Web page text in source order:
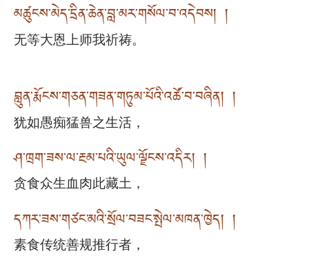
མཚུངས་མེད་དྲིན་ཆེན་བླ་མར་གསོལ་བ་འདེབས། །
无等大恩上师我祈祷。
བླུན་རྨོངས་གཅན་གཟན་གཏུམ་པོའི་འཚོ་བ་བཞིན། །
犹如愚痴猛兽之生活，
ཤ་ཁྲག་ཟས་ལ་རྔམ་པའི་ཡུལ་ལྗོངས་འདིར། །
贪食众生血肉此藏土，
དཀར་ཟས་གཙང་མའི་སྲོལ་བཟང་སྤེལ་མཁན་ཁྱེད། །
素食传统善规推行者，